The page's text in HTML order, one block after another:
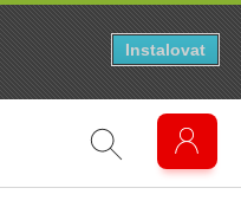
Instalovat